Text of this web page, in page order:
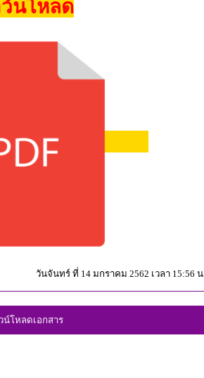
นโหลด
วันจันทร์ ที่ 14 มกราคม 2562 เวลา 15:56 น.
น์โหลดเอกสาร